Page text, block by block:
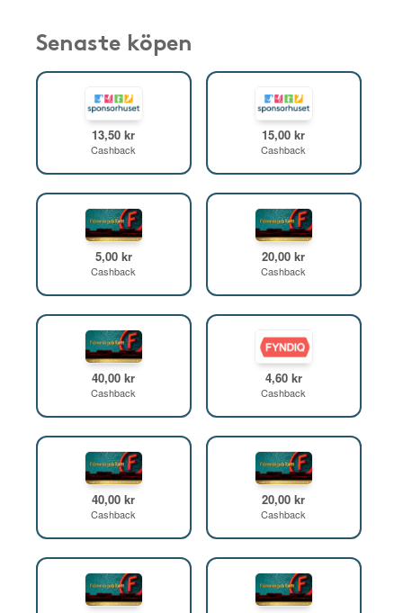
Senaste köpen
13,50 kr
Cashback
15,00 kr
Cashback
5,00 kr
Cashback
20,00 kr
Cashback
40,00 kr
Cashback
4,60 kr
Cashback
40,00 kr
Cashback
20,00 kr
Cashback